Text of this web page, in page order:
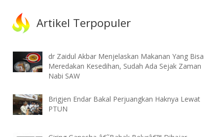
Artikel Terpopuler
dr Zaidul Akbar Menjelaskan Makanan Yang Bisa
Meredakan Kesedihan, Sudah Ada Sejak Zaman
Nabi SAW
Brigjen Endar Bakal Perjuangkan Haknya Lewat
PTUN